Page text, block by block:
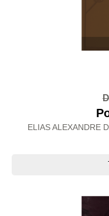
ELIAS ALEXANDRE